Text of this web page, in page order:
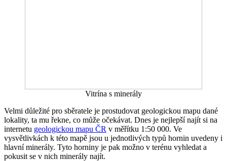
Vitrína s minerály
Velmi důležité pro sběratele je prostudovat geologickou mapu dané
lokality, ta mu řekne, co může očekávat. Dnes je nejlepší najít si na
internetu geologickou mapu ČR v měřítku 1:50 000. Ve
vysvětlivkách k této mapě jsou u jednotlivých typů hornin uvedeny i
hlavní minerály. Tyto horniny je pak možno v terénu vyhledat a
pokusit se v nich minerály najít.